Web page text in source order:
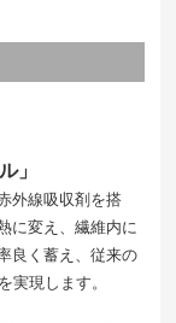
」
外線吸収剤を搭
に変え、繊維内に
良く蓄え、従来の
現します。